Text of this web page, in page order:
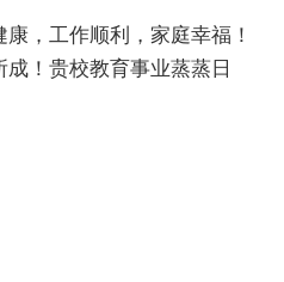
，工作顺利，家庭幸福！
！贵校教育事业蒸蒸日